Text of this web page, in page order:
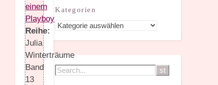
einem
Playboy
Reihe:
Julia
Winterträume
Band
13
Kategorien
Kategorien